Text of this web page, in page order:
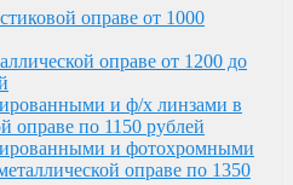
со стеклянными линзами
оправе с белыми и
линзами
оправе
оправе с фотохромными
оправе с белыми линзами
оправе от 1000
оправе от 1200 до
и ф/х линзами в
оправе по 1150 рублей
и фотохромными
оправе по 1350